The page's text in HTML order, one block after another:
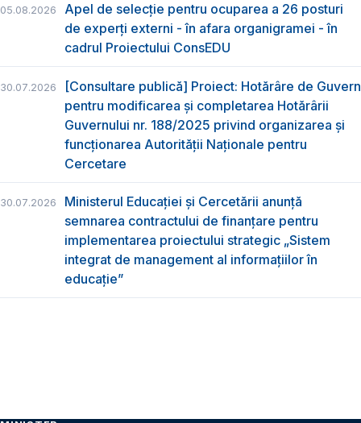
05.08.2026
Apel de selecție pentru ocuparea a 26 posturi
de experți externi - în afara organigramei - în
cadrul Proiectului ConsEDU
30.07.2026
[Consultare publică] Proiect: Hotărâre de Guvern
pentru modificarea și completarea Hotărârii
Guvernului nr. 188/2025 privind organizarea şi
funcţionarea Autorităţii Naţionale pentru
Cercetare
30.07.2026
Ministerul Educației și Cercetării anunță
semnarea contractului de finanțare pentru
implementarea proiectului strategic „Sistem
integrat de management al informațiilor în
educație”